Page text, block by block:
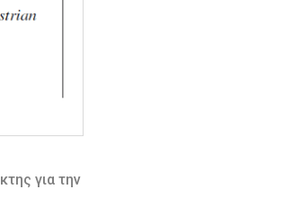
για την